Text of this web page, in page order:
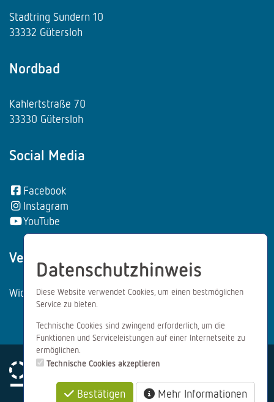
Stadtring Sundern 10
33332 Gütersloh
Nordbad
Kahlertstraße 70
33330 Gütersloh
Social Media
Facebook
Instagram
YouTube
Vertrag wiederrufen:
Widerrufsformular
Impressum Datenschutz AGB
Datenschutzhinweis
Diese Website verwendet Cookies, um einen bestmöglichen
Service zu bieten.
Technische Cookies sind zwingend erforderlich, um die
Funktionen und Serviceleistungen auf einer Internetseite zu
ermöglichen.
Technische Cookies akzeptieren
Bestätigen Mehr Informationen